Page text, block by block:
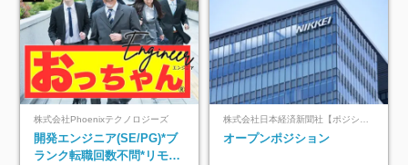
株式会社Phoenixテクノロジーズ
開発エンジニア(SE/PG)*ブ
ランク転職回数不問*リモー
株式会社日本経済新聞社【ポジションマッチ登録】
オープンポジション